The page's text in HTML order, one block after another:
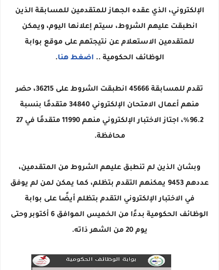
الإلكتروني، الذي عقده الجهاز للمتقدمين للمسابقة الذين
انطبقت عليهم الشروط، سيتم إعلانها اليوم، ويمكن
للمتقدمين الاستعلام عن نتيجتهم على موقع بوابة
الوظائف الحكومية .. اضغط هنا.
تقدم للمسابقة 45666 انطبقت الشروط على 36215، حضر
منهم أعمال الامتحان الإلكتروني 34840 متقدمًا بنسبة
96.2%، اجتاز الاختبار الإلكتروني منهم 11990 متقدمًا في 27
محافظة.
وبشان الذين لم تنطبق عليهم الشروط من المتقدمين،
عددهم 9453 يمكنهم التقدم بتظلم، كما يمكن لمن لم يوفق
في الاختبار الإلكتروني التقدم بتظلم أيضًا على بوابة
الوظائف الحكومية بدءًا من الخميس الموافق 6 أكتوبر وحتى
يوم 20 من الشهر ذاته.